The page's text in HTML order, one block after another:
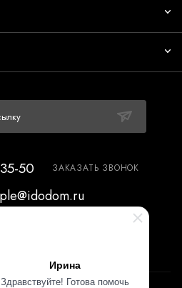
Ирина
Здравствуйте! Готова помочь
50 ЗАКАЗАТЬ ЗВОНОК
МЦ Гранд-2,